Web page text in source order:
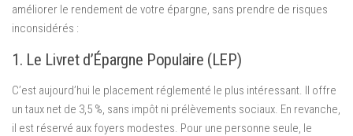
améliorer le rendement de votre épargne, sans prendre de risques
inconsidérés :
1. Le Livret d’Épargne Populaire (LEP)
C’est aujourd’hui le placement réglementé le plus intéressant. Il offre
un taux net de 3,5 %, sans impôt ni prélèvements sociaux. En revanche,
il est réservé aux foyers modestes. Pour une personne seule, le